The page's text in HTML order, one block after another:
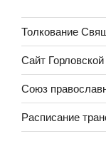
Толкование
Сайт
Союз
Расписание